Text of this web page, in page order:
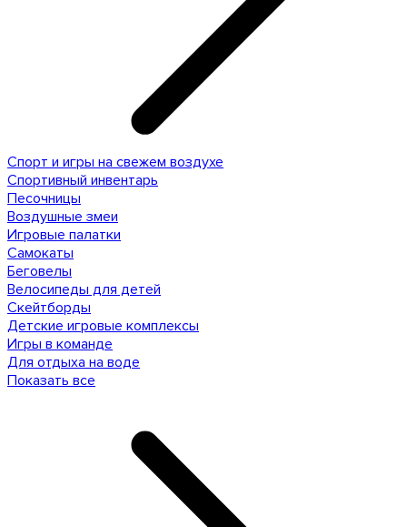
Спорт и игры на свежем воздухе
Спортивный инвентарь
Песочницы
Воздушные змеи
Игровые палатки
Самокаты
Беговелы
Велосипеды для детей
Скейтборды
Детские игровые комплексы
Игры в команде
Для отдыха на воде
Показать все